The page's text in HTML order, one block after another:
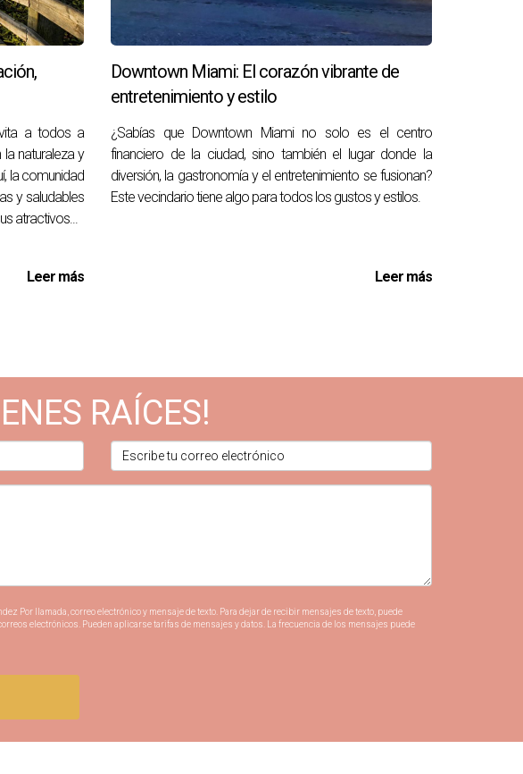
a todos a
naturaleza y
la comunidad
y saludables
atractivos...
Leer más
Downtown Miami: El corazón vibrante de
entretenimiento y estilo
¿Sabías que Downtown Miami no solo es el centro
financiero de la ciudad, sino también el lugar donde la
diversión, la gastronomía y el entretenimiento se fusionan?
Este vecindario tiene algo para todos los gustos y estilos.
Leer más
RAÍCES!
Por llamada, correo electrónico y mensaje de texto. Para dejar de recibir mensajes de texto, puede
electrónicos. Pueden aplicarse tarifas de mensajes y datos. La frecuencia de los mensajes puede